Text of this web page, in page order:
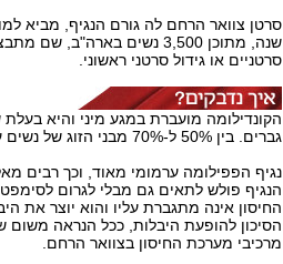
שנה, מתוכן 3,500 נשים
סרטניים או גידול סרטני ראשוני.
הקונדילומה מועברת במגע מיני והיא
גברים. בין 50% ל-70% מבני הזוג של נשים עם קונדילומה יפתחו את המחלה.
נגיף הפפילומה ערמומי מאוד, וכך רבים
הנגיף פולש לתאים גם מבלי לגרום
החיסון אינה מתגברת עליו והוא יוצר את
הסיכון להופעת היבלות, ככל הנראה משום
מרכיבי מערכת החיסון בצוואר הרחם.